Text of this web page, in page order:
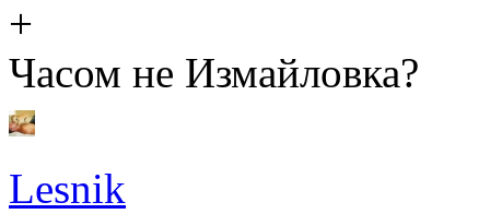
Часом не Измайловка?
Lesnik